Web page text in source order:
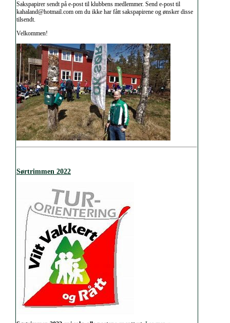
Sakspapirer sendt på e-post til klubbens medlemmer. Send e-post til
kahaland@hotmail.com om du ikke har fått sakspapirene og ønsker disse
tilsendt.
Velkommen!
Sørtrimmen 2022